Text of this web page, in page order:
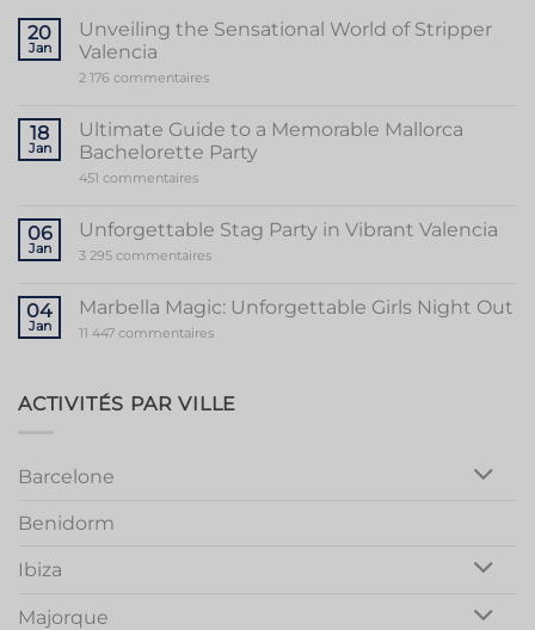
20
Jan
Unveiling the Sensational World of Stripper
Valencia
2 176 commentairessur
Sensational
World
of
18
Jan
Ultimate Guide to a Memorable Mallorca
Bachelorette Party
451 commentairessur
to
a
Memorable
Party
06
Jan
Unforgettable Stag Party in Vibrant Valencia
3 295 commentairessur
Party
in
Vibrant
04
Jan
Marbella Magic: Unforgettable Girls Night Out
11 447 commentairessur
Girls
Night
ACTIVITÉS PAR VILLE
Barcelone
Benidorm
Ibiza
Majorque